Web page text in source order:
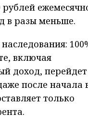
рублей
в разы меньше.
включая
доход, перейдет
после начала
только